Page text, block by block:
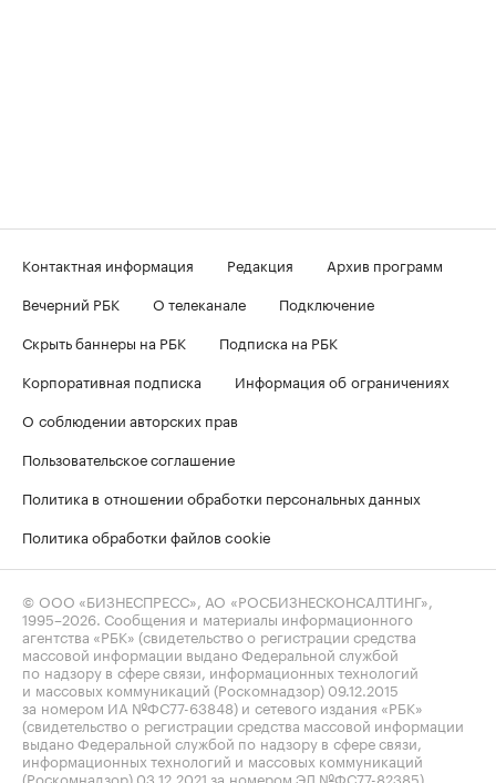
Контактная информация Редакция
Архив программ
Вечерний РБК
О телеканале
Подключение
Скрыть баннеры на РБК
Подписка на РБК
Корпоративная подписка
Информация об ограничениях
О соблюдении авторских прав
Пользовательское соглашение
Политика в отношении обработки персональных данных
Политика обработки файлов cookie
© ООО «БИЗНЕСПРЕСС», АО «РОСБИЗНЕСКОНСАЛТИНГ»,
1995–2026 . Сообщения и материалы информационного
агентства «РБК» (свидетельство о регистрации средства
массовой информации выдано Федеральной службой
по надзору в сфере связи, информационных технологий
и массовых коммуникаций (Роскомнадзор) 09.12.2015
за номером ИА №ФС77-63848) и сетевого издания «РБК»
(свидетельство о регистрации средства массовой информации
выдано Федеральной службой по надзору в сфере связи,
информационных технологий и массовых коммуникаций
(Роскомнадзор) 03.12.2021 за номером ЭЛ №ФС77-82385)